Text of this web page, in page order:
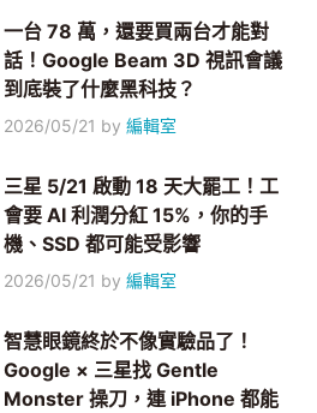
一台 78 萬，還要買兩台才能對
話！Google Beam 3D 視訊會議
到底裝了什麼黑科技？
2026/05/21 by編輯室
三星 5/21 啟動 18 天大罷工！工
會要 AI 利潤分紅 15%，你的手
機、SSD 都可能受影響
2026/05/21 by編輯室
智慧眼鏡終於不像實驗品了！
Google × 三星找 Gentle
Monster 操刀，連 iPhone 都能